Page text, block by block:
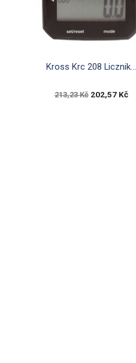
 Rychlý náhled
Kross Krc 208 Licznik...
213,23 Kč 202,57 Kč